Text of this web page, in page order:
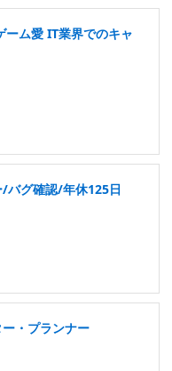
ム愛 IT業界でのキャ
バグ確認/年休125日
・プランナー